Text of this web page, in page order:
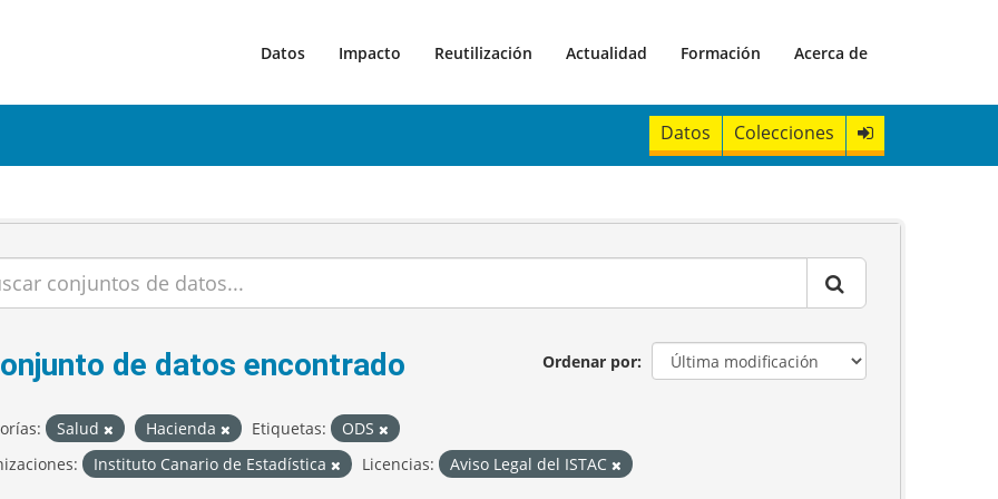
Datos Impacto Reutilización Actualidad Formación Acerca de
Datos Colecciones
Ordenar por
de datos encontrado
Salud Hacienda Etiquetas:
ODS
Instituto Canario de Estadística Licencias: Aviso Legal del ISTAC